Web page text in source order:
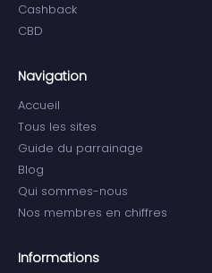
Cashback
CBD
Navigation
Accueil
Tous les sites
Guide du parrainage
Blog
Qui sommes-nous
Nos membres en chiffres
Informations